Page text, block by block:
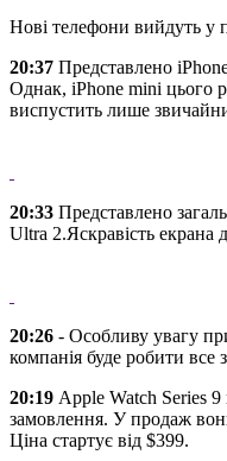
Нові телефони вийдуть у
20:37 Представлено
Однак, iPhone mini цього
виспустить лише
20:33 Представлено
Ultra 2.Яскравість екрана
20:26 - Особливу увагу
компанія буде робити все
20:19 Apple Watch Series
замовлення. У продаж
Ціна стартує від $399.